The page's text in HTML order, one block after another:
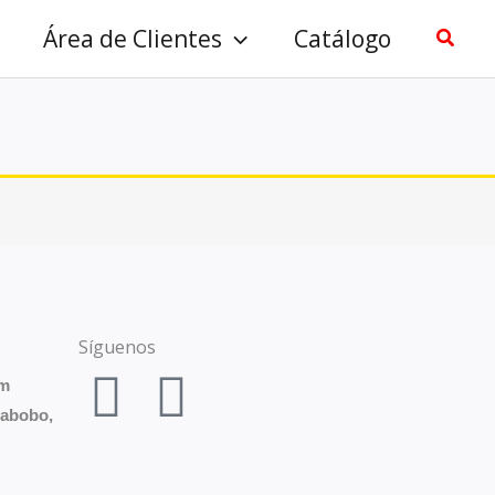
Área de Clientes Catálogo
Síguenos
F I